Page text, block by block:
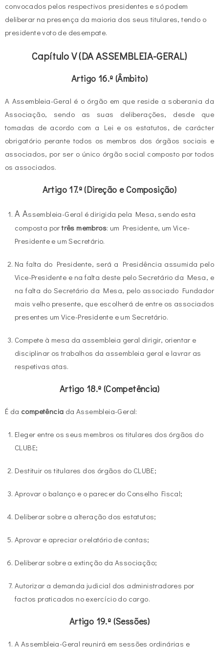
convocados pelos respectivos presidentes e só podem
deliberar na presença da maioria dos seus titulares, tendo o
presidente voto de desempate.
Capítulo V (DA ASSEMBLEIA-GERAL)
Artigo 16.º (Âmbito)
A Assembleia-Geral é o órgão em que reside a soberania da
Associação, sendo as suas deliberações, desde que
tomadas de acordo com a Lei e os estatutos, de carácter
obrigatório perante todos os membros dos órgãos sociais e
associados, por ser o único órgão social composto por todos
os associados.
Artigo 17.º (Direção e Composição)
A Assembleia-Geral é dirigida pela Mesa, sendo esta
composta portrês membros: um Presidente, um Vice-
Presidente e um Secretário.
Na falta do Presidente, será a Presidência assumida pelo
Vice-Presidente e na falta deste pelo Secretário da Mesa, e
na falta do Secretário da Mesa, pelo associado Fundador
mais velho presente, que escolherá de entre os associados
presentes um Vice-Presidente e um Secretário.
Compete à mesa da assembleia geral dirigir, orientar e
disciplinar os trabalhos da assembleia geral e lavrar as
respetivas atas.
Artigo 18.º (Competência)
É da competência da Assembleia-Geral:
Eleger entre os seus membros os titulares dos órgãos do
CLUBE;
Destituir os titulares dos órgãos do CLUBE;
Aprovar o balanço e o parecer do Conselho Fiscal;
Deliberar sobre a alteração dos estatutos;
Aprovar e apreciar o relatório de contas;
Deliberar sobre a extinção da Associação;
Autorizar a demanda judicial dos administradores por
factos praticados no exercício do cargo.
Artigo 19.º (Sessões)
A Assembleia-Geral reunirá em sessões ordinárias e